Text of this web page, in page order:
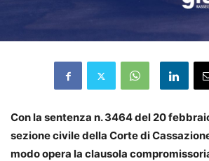
Con la sentenza n. 3464 del 20
sezione civile della Corte di
modo opera la clausola